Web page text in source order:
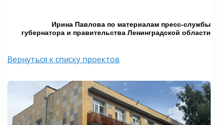
Ирина Павлова по материалам пресс-службы
губернатора и правительства Ленинградской области
Вернуться к списку проектов